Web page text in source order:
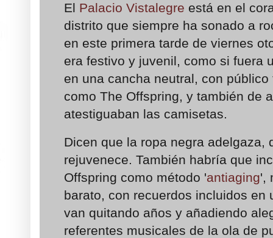
El Palacio Vistalegre está en el
distrito que siempre ha sonado a
en este primera tarde de viernes
era festivo y juvenil, como si fuera
en una cancha neutral, con
como The Offspring, y también de
atestiguaban las camisetas.
Dicen que la ropa negra adelgaza,
rejuvenece. También habría que
Offspring como método 'antiaging',
barato, con recuerdos incluidos en
van quitando años y añadiendo
referentes musicales de la ola de